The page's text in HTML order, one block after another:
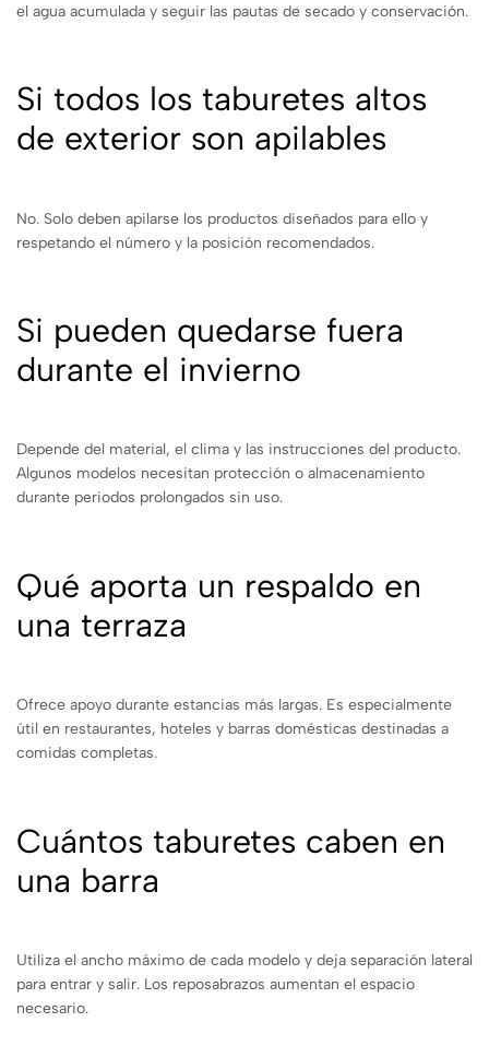
el agua acumulada y seguir las pautas de secado y conservación.
Si todos los taburetes altos
de exterior son apilables
No. Solo deben apilarse los productos diseñados para ello y
respetando el número y la posición recomendados.
Si pueden quedarse fuera
durante el invierno
Depende del material, el clima y las instrucciones del producto.
Algunos modelos necesitan protección o almacenamiento
durante periodos prolongados sin uso.
Qué aporta un respaldo en
una terraza
Ofrece apoyo durante estancias más largas. Es especialmente
útil en restaurantes, hoteles y barras domésticas destinadas a
comidas completas.
Cuántos taburetes caben en
una barra
Utiliza el ancho máximo de cada modelo y deja separación lateral
para entrar y salir. Los reposabrazos aumentan el espacio
necesario.